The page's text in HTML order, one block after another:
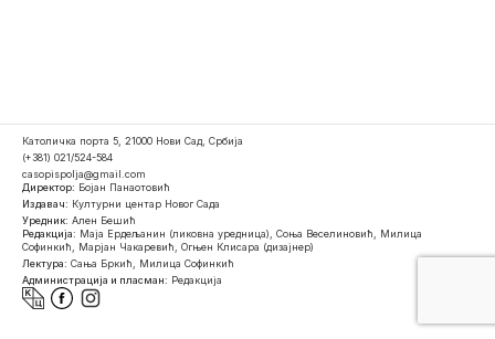
Католичка порта 5, 21000 Нови Сад, Србија
(+381) 021/524-584
casopispolja@gmail.com
Директор: Бојан Панаотовић
Издавач: Културни центар Новог Сада
Уредник: Ален Бешић
Редакција: Маја Ердељанин (ликовна уредница), Соња Веселиновић, Милица
Софинкић, Марјан Чакаревић, Огњен Клисара (дизајнер)
Лектура: Сања Бркић, Милица Софинкић
Администрација и пласман: Редакција